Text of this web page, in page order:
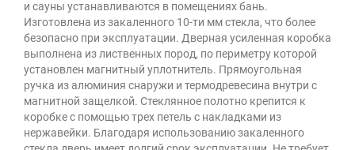
и сауны устанавливаются в помещениях бань.
Изготовлена из закаленного 10-ти мм стекла, что более
безопасно при эксплуатации. Дверная усиленная коробка
выполнена из лиственных пород, по периметру которой
установлен магнитный уплотнитель. Прямоугольная
ручка из алюминия снаружи и термодревесина внутри с
магнитной защелкой. Стеклянное полотно крепится к
коробке с помощью трех петель с накладками из
нержавейки. Благодаря использованию закаленного